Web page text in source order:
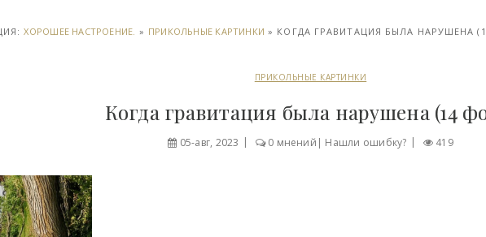
ХОРОШЕЕ НАСТРОЕНИЕ. » ПРИКОЛЬНЫЕ КАРТИНКИ » КОГДА ГРАВИТАЦИЯ БЫЛА НАРУШЕНА
ПРИКОЛЬНЫЕ КАРТИНКИ
Когда гравитация была нарушена (14
05-авг, 2023 0 мнений | Нашли ошибку? 419